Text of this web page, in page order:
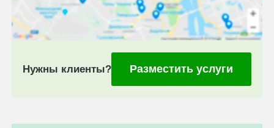
Нужны клиенты? Разместить услуги